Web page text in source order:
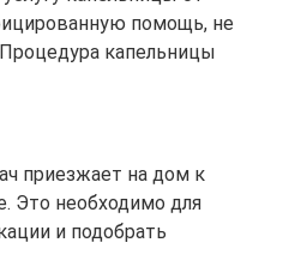
помощь, не
капельницы
приезжает на дом к
Это необходимо для
и подобрать